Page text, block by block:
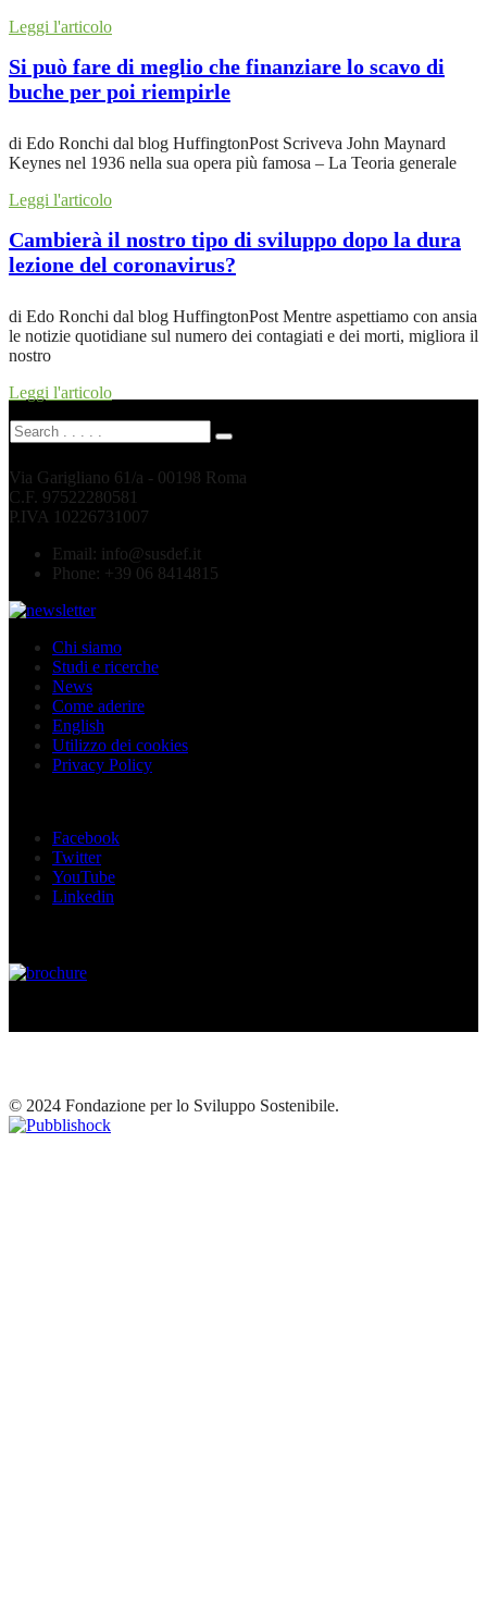
Leggi l'articolo
Si può fare di meglio che finanziare lo scavo di
buche per poi riempirle
di Edo Ronchi dal blog HuffingtonPost Scriveva John Maynard
Keynes nel 1936 nella sua opera più famosa – La Teoria generale
Leggi l'articolo
Cambierà il nostro tipo di sviluppo dopo la dura
lezione del coronavirus?
di Edo Ronchi dal blog HuffingtonPost Mentre aspettiamo con ansia
le notizie quotidiane sul numero dei contagiati e dei morti, migliora il
nostro
Leggi l'articolo
Via Garigliano 61/a - 00198 Roma
C.F. 97522280581
P.IVA 10226731007
Email: info@susdef.it
Phone: +39 06 8414815
Chi siamo
Studi e ricerche
News
Come aderire
English
Utilizzo dei cookies
Privacy Policy
Facebook
Twitter
YouTube
Linkedin
© 2024 Fondazione per lo Sviluppo Sostenibile.